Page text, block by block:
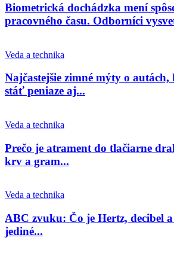
Biometrická dochádzka mení
pracovného času. Odborníci
Veda a technika
Najčastejšie zimné mýty o autách,
stáť peniaze aj...
Veda a technika
Prečo je atrament do tlačiarne
krv a gram...
Veda a technika
ABC zvuku: Čo je Hertz, decibel
jediné...